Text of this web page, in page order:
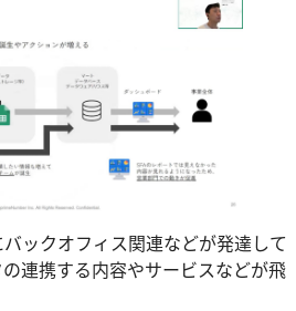
バックオフィス関連などが発達して
連携する内容やサービスなどが飛